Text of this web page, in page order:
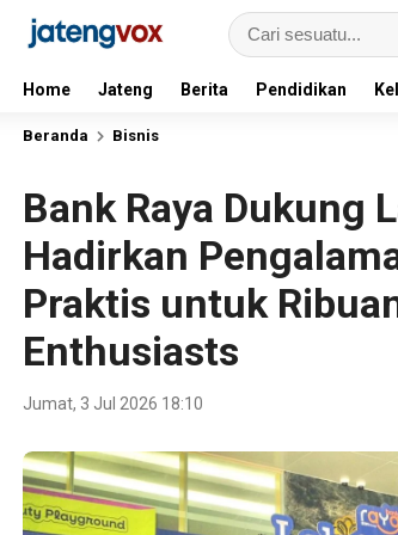
Home Jateng Berita Pendidikan
Beranda Bisnis
Bank Raya Dukung
Hadirkan
Praktis untuk
Enthusiasts
Jumat, 3 Jul 2026 18:10